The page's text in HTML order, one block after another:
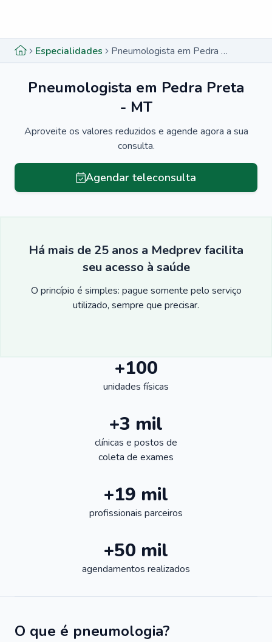
Especialidades Pneumologista em Pedra Preta - MT
Pneumologista em Pedra Preta
- MT
Aproveite os valores reduzidos e agende agora a sua
consulta.
Agendar teleconsulta
Há mais de 25 anos a Medprev facilita
seu acesso à saúde
O princípio é simples: pague somente pelo serviço
utilizado, sempre que precisar.
+100
unidades físicas
+3 mil
clínicas e postos de
coleta de exames
+19 mil
profissionais parceiros
+50 mil
agendamentos realizados
O que é pneumologia?